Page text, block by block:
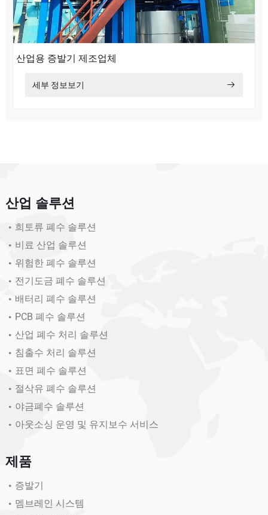
산업용 증발기 제조업체
세부 정보보기
산업 솔루션
희토류 폐수 솔루션
비료 산업 솔루션
위험한 폐수 솔루션
전기도금 폐수 솔루션
배터리 폐수 솔루션
PCB 폐수 솔루션
산업 폐수 처리 솔루션
침출수 처리 솔루션
표면 폐수 솔루션
절삭유 폐수 솔루션
야금폐수 솔루션
아웃소싱 운영 및 유지보수 서비스
제품
증발기
멤브레인 시스템